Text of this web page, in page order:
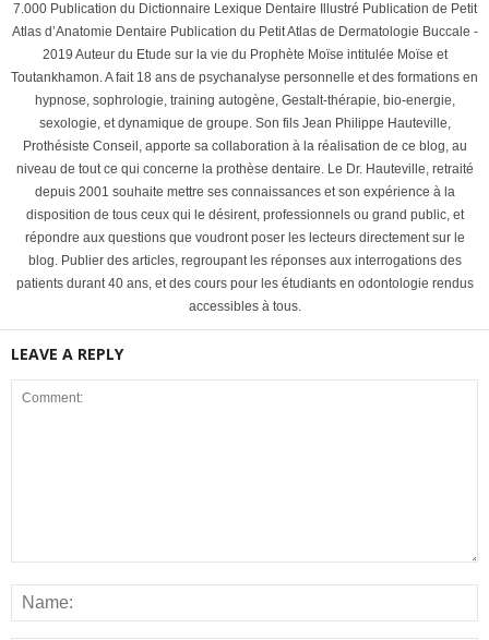
7.000 Publication du Dictionnaire Lexique Dentaire Illustré Publication de Petit
Atlas d’Anatomie Dentaire Publication du Petit Atlas de Dermatologie Buccale -
2019 Auteur du Etude sur la vie du Prophète Moïse intitulée Moïse et
Toutankhamon. A fait 18 ans de psychanalyse personnelle et des formations en
hypnose, sophrologie, training autogène, Gestalt-thérapie, bio-energie,
sexologie, et dynamique de groupe. Son fils Jean Philippe Hauteville,
Prothésiste Conseil, apporte sa collaboration à la réalisation de ce blog, au
niveau de tout ce qui concerne la prothèse dentaire. Le Dr. Hauteville, retraité
depuis 2001 souhaite mettre ses connaissances et son expérience à la
disposition de tous ceux qui le désirent, professionnels ou grand public, et
répondre aux questions que voudront poser les lecteurs directement sur le
blog. Publier des articles, regroupant les réponses aux interrogations des
patients durant 40 ans, et des cours pour les étudiants en odontologie rendus
accessibles à tous.
LEAVE A REPLY